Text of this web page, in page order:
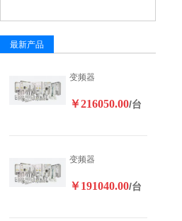
最新产品
变频器
￥216050.00/台
变频器
￥191040.00/台